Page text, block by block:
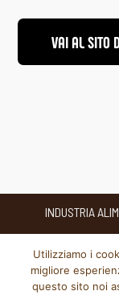
VAI AL SITO
INDUSTRIA
Utilizziamo i
migliore
questo sito noi